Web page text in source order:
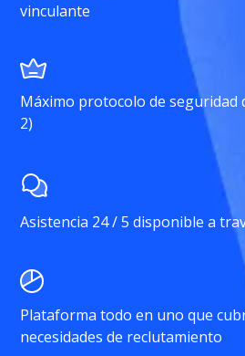
vinculante
Máximo protocolo de seguridad
2)
Asistencia 24 / 5 disponible a
Plataforma todo en uno que
necesidades de reclutamiento